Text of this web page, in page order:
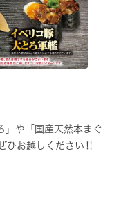
」や「国産天然本まぐ
ひお越しください‼